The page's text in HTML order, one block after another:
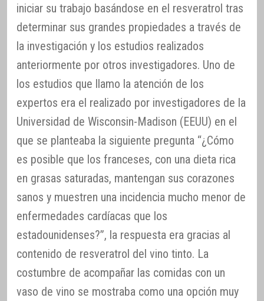
iniciar su trabajo basándose en el resveratrol tras
determinar sus grandes propiedades a través de
la investigación y los estudios realizados
anteriormente por otros investigadores. Uno de
los estudios que llamo la atención de los
expertos era el realizado por investigadores de la
Universidad de Wisconsin-Madison (EEUU) en el
que se planteaba la siguiente pregunta “¿Cómo
es posible que los franceses, con una dieta rica
en grasas saturadas, mantengan sus corazones
sanos y muestren una incidencia mucho menor de
enfermedades cardíacas que los
estadounidenses?”, la respuesta era gracias al
contenido de resveratrol del vino tinto. La
costumbre de acompañar las comidas con un
vaso de vino se mostraba como una opción muy